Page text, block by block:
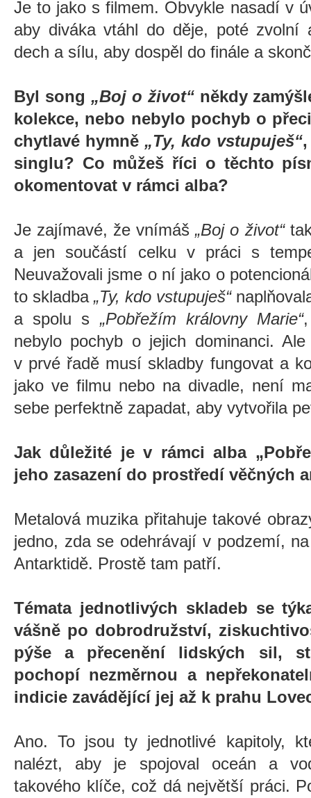
Je to jako s filmem. Obvykle nasadí v
aby diváka vtáhl do děje, poté zvolní
dech a sílu, aby dospěl do finále a
Byl song „Boj o život“někdy
kolekce, nebo nebylo pochyb o
chytlavé hymně „Ty, kdo vstupuješ“
singlu? Co můžeš říci o těchto
okomentovat v rámci alba?
Je zajímavé, že vnímáš„Boj o život“
a jen součástí celku v práci s
Neuvažovali jsme o ní jako o
to skladba „Ty, kdo vstupuješ“
a spolu s „Pobřežím královny Marie“
nebylo pochyb o jejich dominanci.
v prvé řadě musí skladby fungovat a
jako ve filmu nebo na divadle, není
sebe perfektně zapadat, aby vytvořila
Jak důležité je v rámci alba
jeho zasazení do prostředí věčných
Metalová muzika přitahuje takové
jedno, zda se odehrávají v podzemí,
Antarktidě. Prostě tam patří.
Témata jednotlivých skladeb se
vášně po dobrodružství,
pýše a přecenění lidských sil,
pochopí nezměrnou a
indicie zavádějící jej až k prahu
Ano. To jsou ty jednotlivé kapitoly,
nalézt, aby je spojoval oceán a
takového klíče, což dá největší práci.